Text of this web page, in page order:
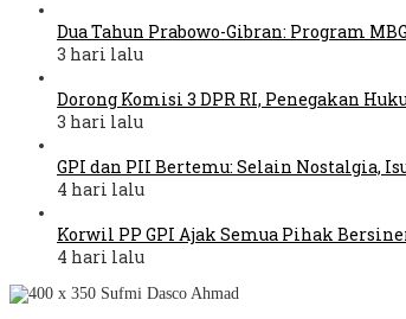
Dua Tahun Prabowo-Gibran: Program
3 hari lalu
Dorong Komisi 3 DPR RI, Penegakan
3 hari lalu
GPI dan PII Bertemu: Selain Nostalgia,
4 hari lalu
Korwil PP GPI Ajak Semua Pihak
4 hari lalu